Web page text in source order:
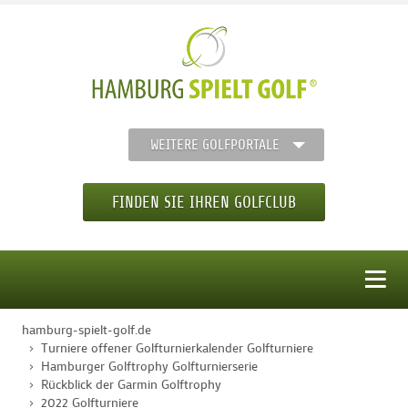
WEITERE GOLFPORTALE
FINDEN SIE IHREN GOLFCLUB
STARTSEITE
GOLFREGION
hamburg-spielt-golf.de
Turniere offener Golfturnierkalender Golfturniere
Hamburger Golftrophy Golfturnierserie
Rückblick der Garmin Golftrophy
2022 Golfturniere